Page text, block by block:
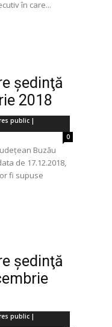
în care...
şedinţă
2018
public |
0
Buzău
de 17.12.2018,
fi supuse
şedinţă
public |